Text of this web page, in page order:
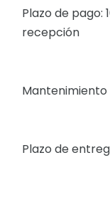
Plazo de pago:
recepción
Mantenimiento
Plazo de